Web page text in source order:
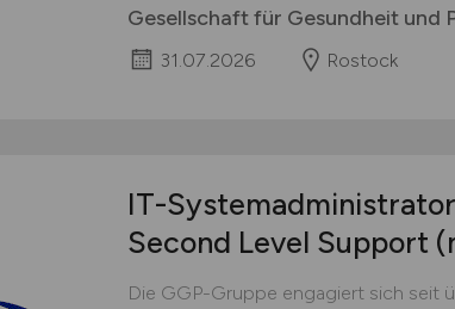
Gesellschaft für Gesundheit und
31.07.2026 Rostock
IT-Systemadministrator
Second Level Support
Die GGP-Gruppe engagiert sich seit